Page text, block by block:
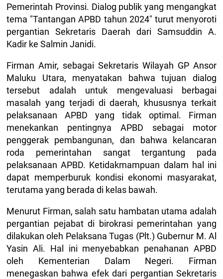
Pemerintah Provinsi. Dialog publik yang mengangkat
tema "Tantangan APBD tahun 2024" turut menyoroti
pergantian Sekretaris Daerah dari Samsuddin A.
Kadir ke Salmin Janidi.
Firman Amir, sebagai Sekretaris Wilayah GP Ansor
Maluku Utara, menyatakan bahwa tujuan dialog
tersebut adalah untuk mengevaluasi berbagai
masalah yang terjadi di daerah, khususnya terkait
pelaksanaan APBD yang tidak optimal. Firman
menekankan pentingnya APBD sebagai motor
penggerak pembangunan, dan bahwa kelancaran
roda pemerintahan sangat tergantung pada
pelaksanaan APBD. Ketidakmampuan dalam hal ini
dapat memperburuk kondisi ekonomi masyarakat,
terutama yang berada di kelas bawah.
Menurut Firman, salah satu hambatan utama adalah
pergantian pejabat di birokrasi pemerintahan yang
dilakukan oleh Pelaksana Tugas (Plt.) Gubernur M. Al
Yasin Ali. Hal ini menyebabkan penahanan APBD
oleh Kementerian Dalam Negeri. Firman
menegaskan bahwa efek dari pergantian Sekretaris